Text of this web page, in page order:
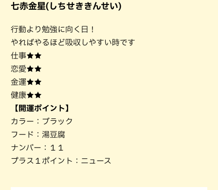
七赤金星(しちせききんせい)
行動より勉強に向く日！
やればやるほど吸収しやすい時です
仕事★★
恋愛★★
金運★★
健康★★
【開運ポイント】
カラー：ブラック
フード：湯豆腐
ナンバー：１１
プラス１ポイント：ニュース